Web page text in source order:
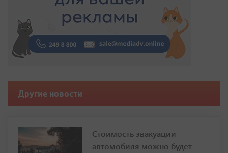
Другие новости
Стоимость эвакуации
автомобиля можно будет